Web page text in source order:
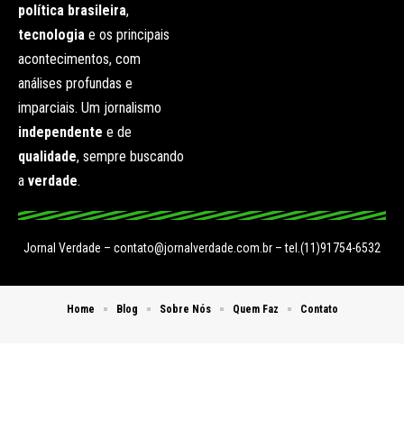
política brasileira,
tecnologia e os principais
acontecimentos, com
análises profundas e
imparciais. Um jornalismo
independente e de
qualidade, sempre buscando
a verdade.
Jornal Verdade – contato@jornalverdade.com.br – tel.(11)91754-6532
Home Blog Sobre Nós Quem Faz Contato